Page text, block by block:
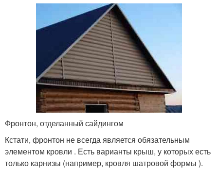
Фронтон, отделанный сайдингом
Кстати, фронтон не всегда является обязательным
элементом кровли . Есть варианты крыш, у которых есть
только карнизы (например, кровля шатровой формы ).